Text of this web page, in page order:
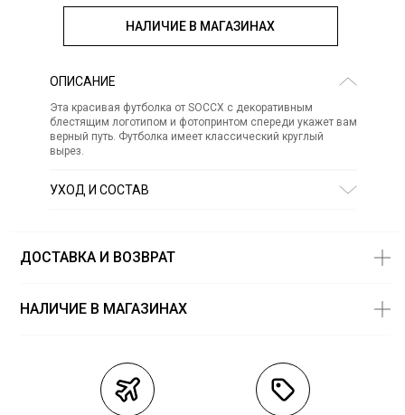
НАЛИЧИЕ В МАГАЗИНАХ
ОПИСАНИЕ
Эта красивая футболка от SOCCX с декоративным
блестящим логотипом и фотопринтом спереди укажет вам
верный путь. Футболка имеет классический круглый
вырез.
УХОД И СОСТАВ
ХИМИЧЕСКАЯ ЧИСТКА:
СУШКА:не сушить в стиральной машине
ДОСТАВКА И ВОЗВРАТ
Курьерская доставка СДЭК
Самовывоз из пункта выдачи СДЭК
НАЛИЧИЕ В МАГАЗИНАХ
ТЦ «Novaya Riga Outlet Village» -
магазин «Camp David»
XS — 1 шт.